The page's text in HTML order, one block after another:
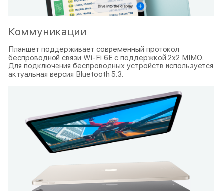
Коммуникации
Планшет поддерживает современный протокол
беспроводной связи Wi-Fi 6E с поддержкой 2х2 MIMO.
Для подключения беспроводных устройств используется
актуальная версия Bluetooth 5.3.